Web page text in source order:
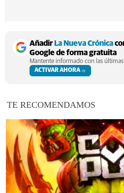
Añadir La Nueva Crónica
Google de forma gratuita
Mantente informado con las
ACTIVAR AHORA
TE RECOMENDAMOS